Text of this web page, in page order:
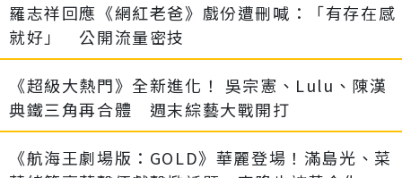
羅志祥回應《網紅老爸》戲份遭刪喊：「有存在感
就好」 公開流量密技
《超級大熱門》全新進化！ 吳宗憲、Lulu、陳漢
典鐵三角再合體 週末綜藝大戰開打
《航海王劇場版：GOLD》華麗登場！滿島光、菜